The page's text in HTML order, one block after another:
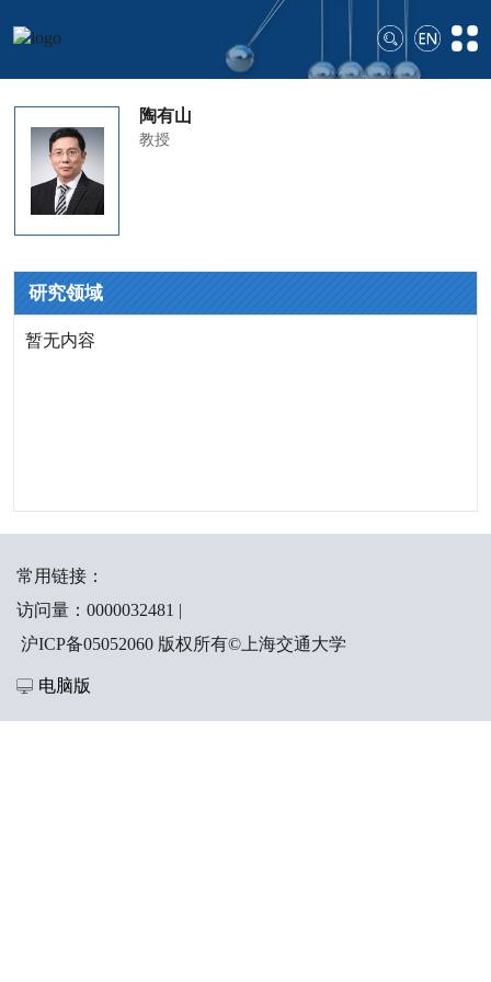
陶有山
教授
研究领域
暂无内容
常用链接：
访问量： 0000032481 |
沪ICP备05052060 版权所有©上海交通大学
电脑版